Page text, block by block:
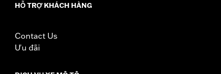
HỖ TRỢ KHÁCH HÀNG
Contact Us
Ưu đãi